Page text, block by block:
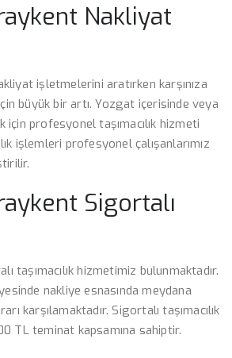
Nakliyat
işletmelerini aratırken karşınıza
büyük bir artı. Yozgat içerisinde veya
için profesyonel taşımacılık hizmeti
işlemleri profesyonel çalışanlarımız
Sigortalı
taşımacılık hizmetimiz bulunmaktadır.
nakliye esnasında meydana
karşılamaktadır. Sigortalı taşımacılık
TL teminat kapsamına sahiptir.